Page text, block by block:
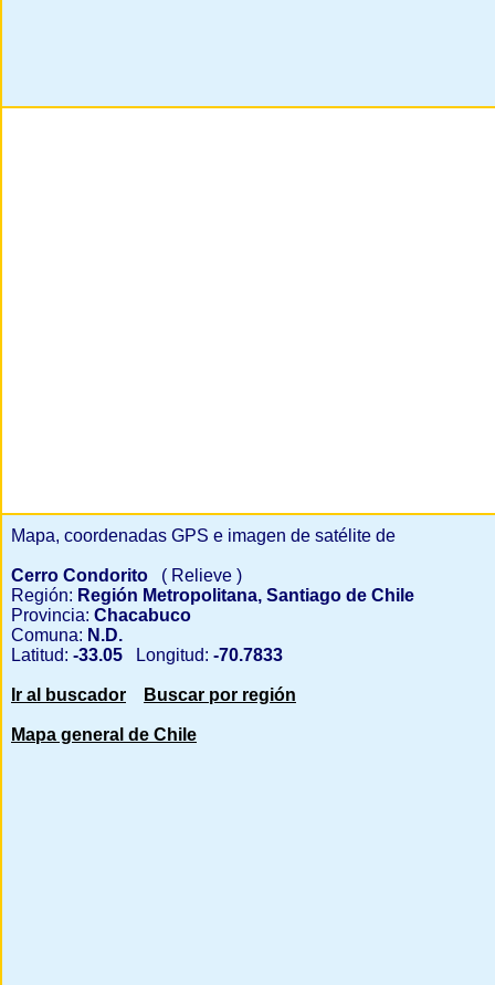
Mapa, coordenadas GPS e imagen de satélite de
Cerro Condorito
( Relieve )
Región: Región Metropolitana, Santiago de Chile
Provincia: Chacabuco
Comuna: N.D.
Latitud: -33.05 Longitud: -70.7833
Ir al buscador Buscar por región
Mapa general de Chile